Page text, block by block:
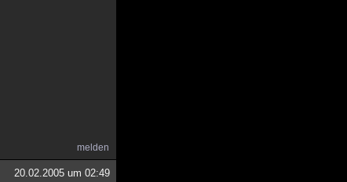
melden
20.02.2005 um 02:49